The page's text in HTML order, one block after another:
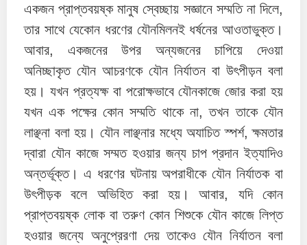
একজন প্রাপ্তবয়ষ্ক মানুষ স্বেচ্ছায় সজ্ঞানে সম্মতি না দিলে,
তার সাথে যেকোন ধরণের যৌনমিলনই ধর্ষনের আওতাভুক্ত।
আবার, একজনের উপর অন্যজনের চাপিয়ে দেওয়া
অনিচ্ছাকৃত যৌন আচরণকে যৌন নির্যাতন বা উৎপীড়ন বলা
হয়। যখন প্রত্যক্ষ বা পরোক্ষভাবে যৌনকাজে জোর করা হয়
যখন এক পক্ষের কোন সম্মতি থাকে না, তখন তাকে যৌন
লাঞ্ছনা বলা হয়। যৌন লাঞ্ছনার মধ্যে অযাচিত স্পর্শ, ক্ষমতার
দ্বারা যৌন কাজে সম্মত হওয়ার জন্য চাপ প্রদান ইত্যাদিও
অন্তর্ভূক্ত। এ ধরণের ঘটনায় অপরাধীকে যৌন নির্যাতক বা
উৎপীড়ক বলে অভিহিত করা হয়। আবার, যদি কোন
প্রাপ্তবয়ষ্ক লোক বা তরুণ কোন শিশুকে যৌন কাজে লিপ্ত
হওয়ার জন্যে অনুপ্রেরণা দেয় তাকেও যৌন নির্যাতন বলা